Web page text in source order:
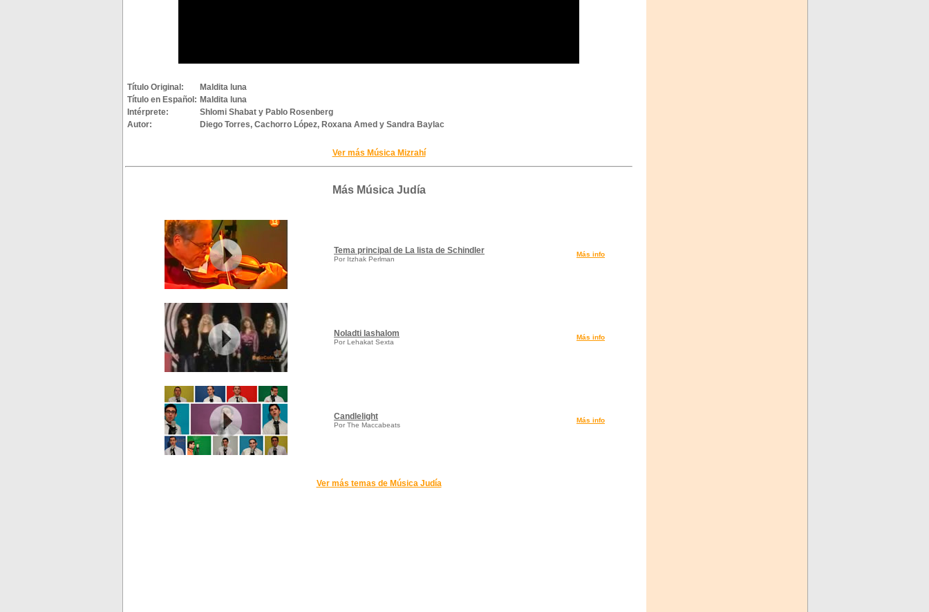
Título Original:
Maldita luna
Título en Español: Maldita luna
Intérprete:
Shlomi Shabat y Pablo Rosenberg
Autor:
Diego Torres, Cachorro López, Roxana Amed y Sandra Baylac
Ver más Música Mizrahí
Más Música Judía
Tema principal de La lista de Schindler
Por Itzhak Perlman
Más info
Noladti lashalom
Por Lehakat Sexta
Más info
Candlelight
Por The Maccabeats
Más info
Ver más temas de Música Judía